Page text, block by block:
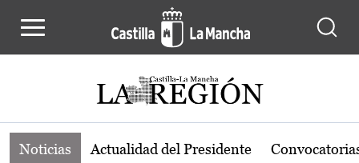
Noticias de la región de Castilla-La
Noticias Actualidad del Presidente